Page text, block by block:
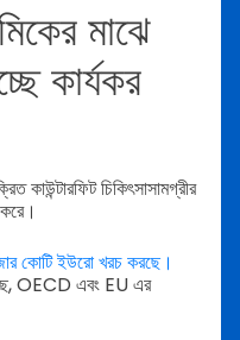
মাঝে
কার্যকর
কাউন্টারফিট চিকিৎসাসামগ্রীর
কোটি ইউরো খরচ করছে।
OECD এবং EU এর